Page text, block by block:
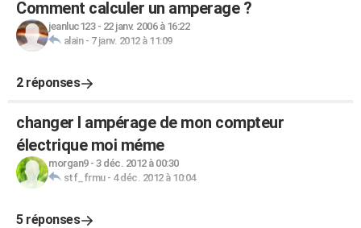
Comment calculer un amperage ?
jeanluc123- 22 janv. 2006 à 16:22
alain- 7 janv. 2012 à 11:09
2 réponses
changer l ampérage de mon compteur
électrique moi méme
morgan9- 3 déc. 2012 à 00:30
stf_frmu- 4 déc. 2012 à 10:04
5 réponses